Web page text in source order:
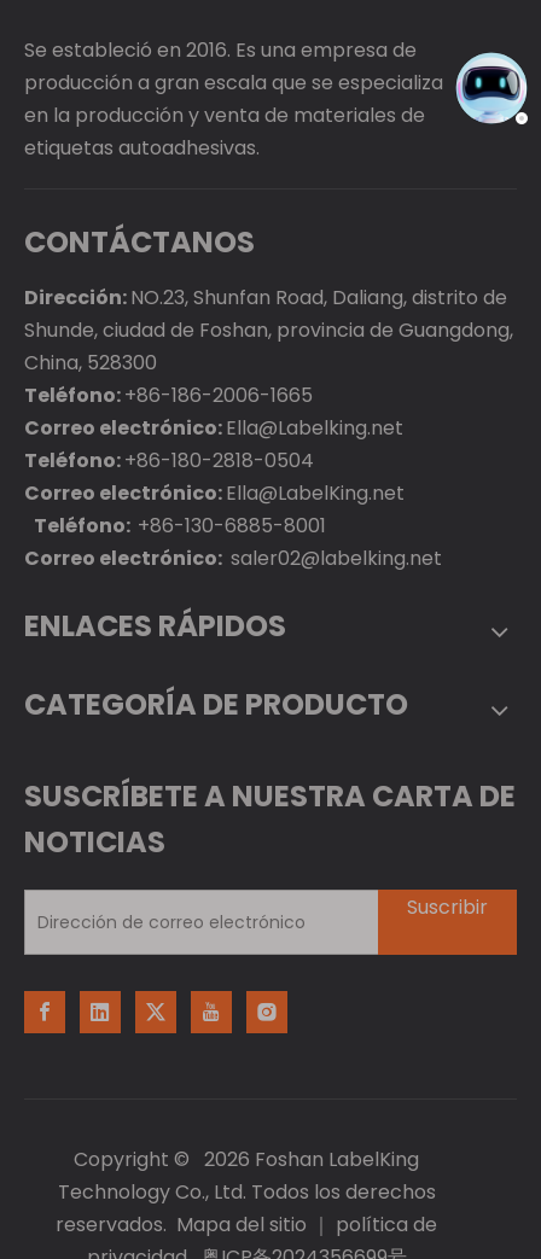
Se estableció en 2016. Es una empresa de
producción a gran escala que se especializa
en la producción y venta de materiales de
etiquetas autoadhesivas.
CONTÁCTANOS
Dirección:NO.23, Shunfan Road, Daliang, distrito de
Shunde, ciudad de Foshan, provincia de Guangdong,
China, 528300
Teléfono:+86-186-2006-1665
Correo electrónico:Ella@Labelking.net
Teléfono:+86-180-2818-0504
Correo electrónico:Ella@LabelKing.net
Teléfono: +86-130-6885-8001
Correo electrónico: saler02@labelking.net
ENLACES RÁPIDOS
CATEGORÍA DE PRODUCTO
SUSCRÍBETE A NUESTRA CARTA DE
NOTICIAS
Suscribir
Copyright © 2026 Foshan LabelKing
Technology Co., Ltd. Todos los derechos
reservados. Mapa del sitio ｜ política de